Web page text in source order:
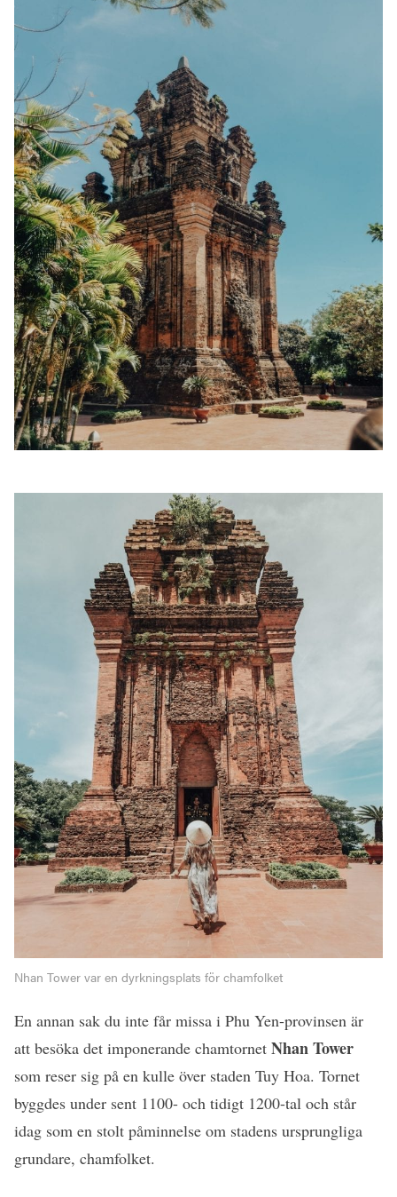
Nhan Tower var en dyrkningsplats för chamfolket
En annan sak du inte får missa i Phu Yen-provinsen är
att besöka det imponerande chamtornet Nhan Tower
som reser sig på en kulle över staden Tuy Hoa. Tornet
byggdes under sent 1100- och tidigt 1200-tal och står
idag som en stolt påminnelse om stadens ursprungliga
grundare, chamfolket.